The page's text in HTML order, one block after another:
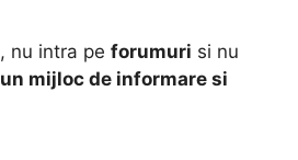
, nu intra pe forumuri si nu
un mijloc de informare si